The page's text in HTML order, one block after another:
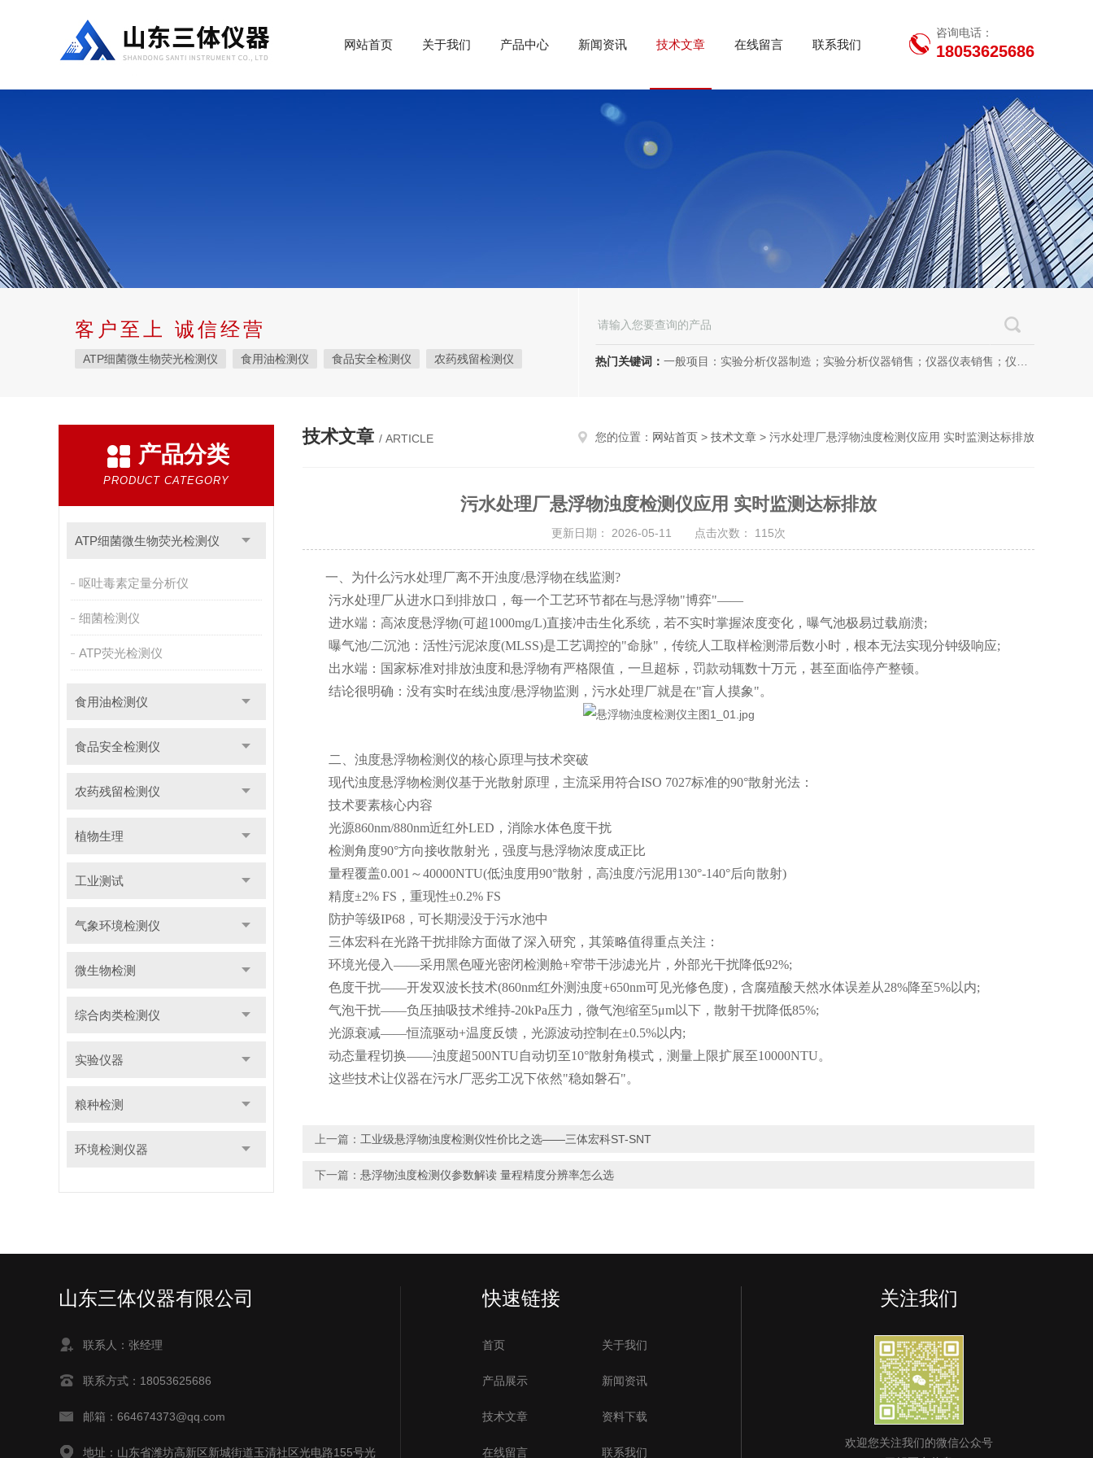
网站首页 关于我们 产品中心 新闻资讯 技术文章 在线留言 联系我们
咨询电话：
18053625686
客户至上 诚信经营
ATP细菌微生物荧光检测仪 食用油检测仪 食品安全检测仪 农药残留检测仪 热门关键词： 一般项目：实验分析仪器制造；实验分析仪器销售；仪器仪表销售；仪器仪表制造；电子测量仪器销售；电子测量仪器制造；电子产品销售；环境保护专用设备制造；环境保护专用设备销售；办公设备销售；办公设备耗材制造；专用设备修理；信息安全设备制造；信息安全设备销售；物联网设备制造；通信设备制造；电子（气）物理设备及其他电子设备制造；技术服务、技术开发、技术咨询、技术交流、技术转让、技术推广；软件开发；光污染治理服务；工程管理服务；电子专用设备制造；教学用模型及教具制造；教学用模型及教具销售；金属材料销售；通讯设备销售；通讯设备修理；五金产品制造；五金产品批发；五金产品零售；五金产品研发；信息咨询服务（不含许可类信息咨询服务）；信息技术咨询服务；物联网设备销售（除依法须经批准的项目外，凭营业执照依法自主开展经营活动）许可项目：房屋建筑和市政基础设施项目工程总承包；互联网平台（依法须经批准的项目，经相关部门批准后方可开展经营活动，具体经营项目以审批结果为准）
产品分类
PRODUCT CATEGORY
ATP细菌微生物荧光检测仪
呕吐毒素定量分析仪
细菌检测仪
ATP荧光检测仪
食用油检测仪
食品安全检测仪
农药残留检测仪
植物生理
工业测试
气象环境检测仪
微生物检测
综合肉类检测仪
实验仪器
粮种检测
环境检测仪器
技术文章 / ARTICLE 您的位置： 网站首页 > 技术文章 > 污水处理厂悬浮物浊度检测仪应用 实时监测达标排放
污水处理厂悬浮物浊度检测仪应用 实时监测达标排放
更新日期： 2026-05-11 点击次数： 115次
一、为什么污水处理厂离不开浊度/悬浮物在线监测?
污水处理厂从进水口到排放口，每一个工艺环节都在与悬浮物"博弈"——
进水端：高浓度悬浮物(可超1000mg/L)直接冲击生化系统，若不实时掌握浓度变化，曝气池极易过载崩溃;
曝气池/二沉池：活性污泥浓度(MLSS)是工艺调控的"命脉"，传统人工取样检测滞后数小时，根本无法实现分钟级响应;
出水端：国家标准对排放浊度和悬浮物有严格限值，一旦超标，罚款动辄数十万元，甚至面临停产整顿。
结论很明确：没有实时在线浊度/悬浮物监测，污水处理厂就是在"盲人摸象"。
二、浊度悬浮物检测仪的核心原理与技术突破
现代浊度悬浮物检测仪基于光散射原理，主流采用符合ISO 7027标准的90°散射光法：
技术要素核心内容
光源860nm/880nm近红外LED，消除水体色度干扰
检测角度90°方向接收散射光，强度与悬浮物浓度成正比
量程覆盖0.001～40000NTU(低浊度用90°散射，高浊度/污泥用130°-140°后向散射)
精度±2% FS，重现性±0.2% FS
防护等级IP68，可长期浸没于污水池中
三体宏科在光路干扰排除方面做了深入研究，其策略值得重点关注：
环境光侵入——采用黑色哑光密闭检测舱+窄带干涉滤光片，外部光干扰降低92%;
色度干扰——开发双波长技术(860nm红外测浊度+650nm可见光修色度)，含腐殖酸天然水体误差从28%降至5%以内;
气泡干扰——负压抽吸技术维持-20kPa压力，微气泡缩至5μm以下，散射干扰降低85%;
光源衰减——恒流驱动+温度反馈，光源波动控制在±0.5%以内;
动态量程切换——浊度超500NTU自动切至10°散射角模式，测量上限扩展至10000NTU。
这些技术让仪器在污水厂恶劣工况下依然"稳如磐石"。
上一篇： 工业级悬浮物浊度检测仪性价比之选——三体宏科ST-SNT
下一篇： 悬浮物浊度检测仪参数解读 量程精度分辨率怎么选
山东三体仪器有限公司
联系人：张经理
联系方式：18053625686
邮箱：664674373@qq.com
地址：山东省潍坊高新区新城街道玉清社区光电路155号光
快速链接
首页 关于我们
产品展示 新闻资讯
技术文章 资料下载
在线留言 联系我们
关注我们
欢迎您关注我们的微信公众号